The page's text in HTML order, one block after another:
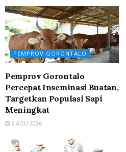
PEMPROV GORONTALO
Pemprov Gorontalo
Percepat Inseminasi Buatan,
Targetkan Populasi Sapi
Meningkat
6 AGU 2026